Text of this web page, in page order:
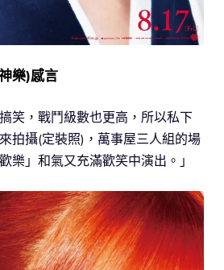
樂)感言
笑，戰鬥級數也更高，所以私下
拍攝(定裝照)，萬事屋三人組的場
樂」和氣又充滿歡笑中演出。」